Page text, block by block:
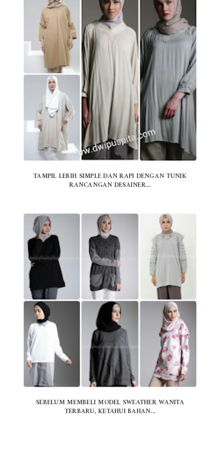
TAMPIL LEBIH SIMPLE DAN RAPI DENGAN TUNIK
RANCANGAN DESAINER...
SEBELUM MEMBELI MODEL SWEATHER WANITA
TERBARU, KETAHUI BAHAN...